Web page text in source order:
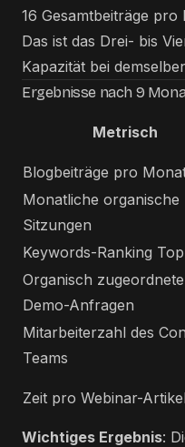
16 Gesamtbeiträge pro
Das ist das Drei- bis
Kapazität bei
Ergebnisse nach 9
Metrisch
Blogbeiträge pro
Monatliche organische
Sitzungen
Keywords-Ranking
Organisch zugeordnete
Demo-Anfragen
Mitarbeiterzahl des
Teams
Zeit pro Webinar-Artikel
Wichtiges Ergebnis: